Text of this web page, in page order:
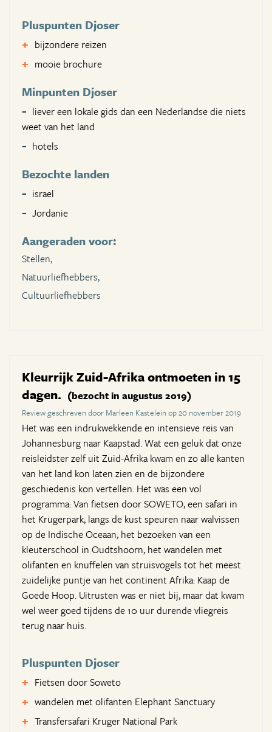
Pluspunten Djoser
bijzondere reizen
mooie brochure
Minpunten Djoser
liever een lokale gids dan een Nederlandse die niets
weet van het land
hotels
Bezochte landen
israel
Jordanie
Aangeraden voor:
Stellen,
Natuurliefhebbers,
Cultuurliefhebbers
Kleurrijk Zuid-Afrika ontmoeten in 15
dagen. (bezocht in augustus 2019)
Review geschreven door Marleen Kastelein op 20 november 2019
Het was een indrukwekkende en intensieve reis van
Johannesburg naar Kaapstad. Wat een geluk dat onze
reisleidster zelf uit Zuid-Afrika kwam en zo alle kanten
van het land kon laten zien en de bijzondere
geschiedenis kon vertellen. Het was een vol
programma: Van fietsen door SOWETO, een safari in
het Krugerpark, langs de kust speuren naar walvissen
op de Indische Oceaan, het bezoeken van een
kleuterschool in Oudtshoorn, het wandelen met
olifanten en knuffelen van struisvogels tot het meest
zuidelijke puntje van het continent Afrika: Kaap de
Goede Hoop. Uitrusten was er niet bij, maar dat kwam
wel weer goed tijdens de 10 uur durende vliegreis
terug naar huis.
Pluspunten Djoser
Fietsen door Soweto
wandelen met olifanten Elephant Sanctuary
Transfersafari Kruger National Park